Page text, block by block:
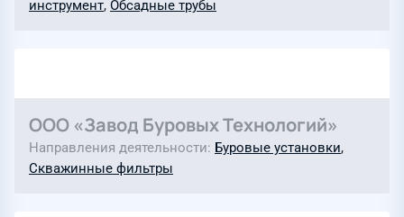
инструмент, Обсадные трубы
ООО «Завод Буровых Технологий»
Направления деятельности Буровые установки,
Скважинные фильтры